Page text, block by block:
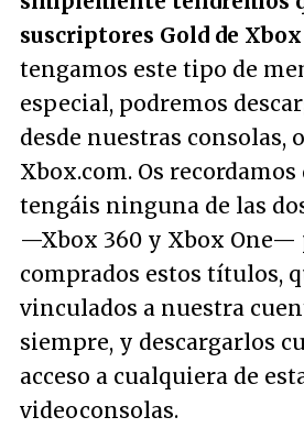
suscriptores Gold de
tengamos este tipo de
especial, podremos
desde nuestras consolas,
Xbox.com. Os
tengáis ninguna de las
—Xbox 360 y Xbox One—
comprados estos títulos,
vinculados a nuestra
siempre, y descargarlos
acceso a cualquiera de
videoconsolas.